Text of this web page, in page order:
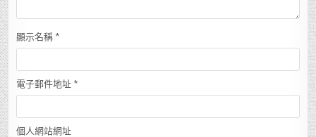
顯示名稱 *
電子郵件地址 *
個人網站網址